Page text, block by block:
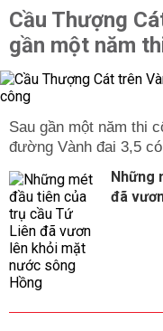
Cầu Thượng
gần một năm
Sau gần một năm thi
đường Vành đai 3,5
Những
đã